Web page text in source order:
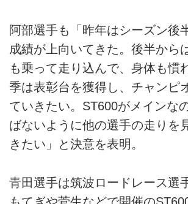
阿部選手も「昨年はシーズン後
成績が上向いてきた。後半から
も乗って走り込んで、身体も慣
季は表彰台を獲得し、チャンピ
ていきたい。ST600がメインな
ばないように他の選手の走りを
きたい」と決意を表明。
青田選手は筑波ロードレース選